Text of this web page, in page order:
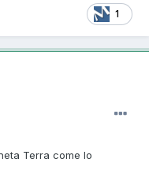
1
Terra come lo